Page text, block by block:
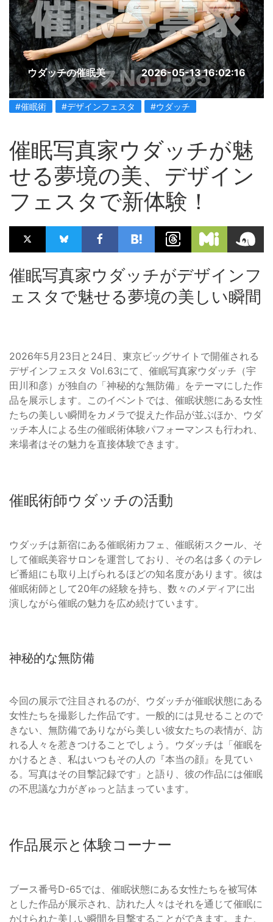
ウダッチの催眠美 2026-05-13 16:02:16
#催眠術 #デザインフェスタ #ウダッチ
催眠写真家ウダッチが魅
せる夢境の美、デザイン
フェスタで新体験！
催眠写真家ウダッチがデザインフ
ェスタで魅せる夢境の美しい瞬間
2026年5月23日と24日、東京ビッグサイトで開催される
デザインフェスタ Vol.63にて、催眠写真家ウダッチ（宇
田川和彦）が独自の「神秘的な無防備」をテーマにした作
品を展示します。このイベントでは、催眠状態にある女性
たちの美しい瞬間をカメラで捉えた作品が並ぶほか、ウダ
ッチ本人による生の催眠術体験パフォーマンスも行われ、
来場者はその魅力を直接体験できます。
催眠術師ウダッチの活動
ウダッチは新宿にある催眠術カフェ、催眠術スクール、そ
して催眠美容サロンを運営しており、その名は多くのテレ
ビ番組にも取り上げられるほどの知名度があります。彼は
催眠術師として20年の経験を持ち、数々のメディアに出
演しながら催眠の魅力を広め続けています。
神秘的な無防備
今回の展示で注目されるのが、ウダッチが催眠状態にある
女性たちを撮影した作品です。一般的には見せることので
きない、無防備でありながら美しい彼女たちの表情が、訪
れる人々を惹きつけることでしょう。ウダッチは「催眠を
かけるとき、私はいつもその人の『本当の顔』を見てい
る。写真はその目撃記録です」と語り、彼の作品には催眠
の不思議な力がぎゅっと詰まっています。
作品展示と体験コーナー
ブース番号D-65では、催眠状態にある女性たちを被写体
とした作品が展示され、訪れた人々はそれを通じて催眠に
かけられた美しい瞬間を目撃することができます。また、